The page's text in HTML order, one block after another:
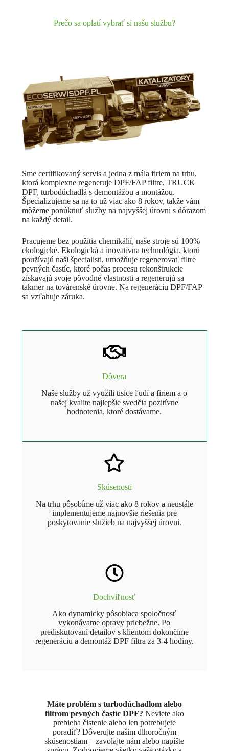
Prečo sa oplatí vybrať si našu službu?
Sme certifikovaný servis a jedna z mála firiem na trhu,
ktorá komplexne regeneruje DPF/FAP filtre, TRUCK
DPF, turbodúchadlá s demontážou a montážou.
Špecializujeme sa na to už viac ako 8 rokov, takže vám
môžeme ponúknuť služby na najvyššej úrovni s dôrazom
na každý detail.
Pracujeme bez použitia chemikálií, naše stroje sú 100%
ekologické. Ekologická a inovatívna technológia, ktorú
používajú naši špecialisti, umožňuje regenerovať filtre
pevných častíc, ktoré počas procesu rekonštrukcie
získavajú svoje pôvodné vlastnosti a regenerujú sa
takmer na továrenské úrovne. Na regeneráciu DPF/FAP
sa vzťahuje záruka.
Dôvera
Naše služby už využili tisíce ľudí a firiem a o
našej kvalite najlepšie svedčia pozitívne
hodnotenia, ktoré dostávame.
Skúsenosti
Na trhu pôsobíme už viac ako 8 rokov a neustále
implementujeme najnovšie riešenia pre
poskytovanie služieb na najvyššej úrovni.
Dochvíľnosť
Ako dynamicky pôsobiaca spoločnosť
vykonávame opravy priebežne. Po
prediskutovaní detailov s klientom dokončíme
regeneráciu a demontáž DPF filtra za 3-4 hodiny.
Máte problém s turbodúchadlom alebo
filtrom pevných častíc DPF? Neviete ako
prebieha čistenie alebo len potrebujete
poradiť? Dôverujte našim dlhoročným
skúsenostiam – zavolajte nám alebo napíšte